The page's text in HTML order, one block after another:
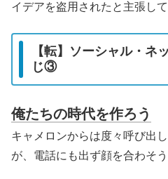
イデアを盗用されたと主張して
【転】ソーシャル・ネ
じ③
俺たちの時代を作ろう
キャメロンからは度々呼び出
が、電話にも出ず顔を合わそう